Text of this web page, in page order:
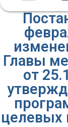
Главы
от
целевых